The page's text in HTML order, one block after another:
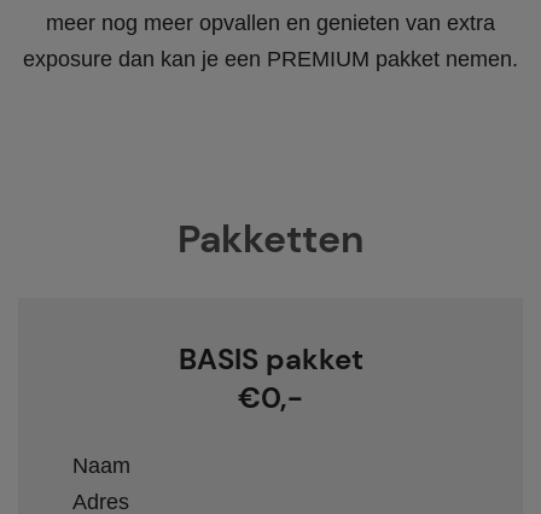
meer nog meer opvallen en genieten van extra
exposure dan kan je een PREMIUM pakket nemen.
Pakketten
BASIS pakket
€0,-
Naam
Adres